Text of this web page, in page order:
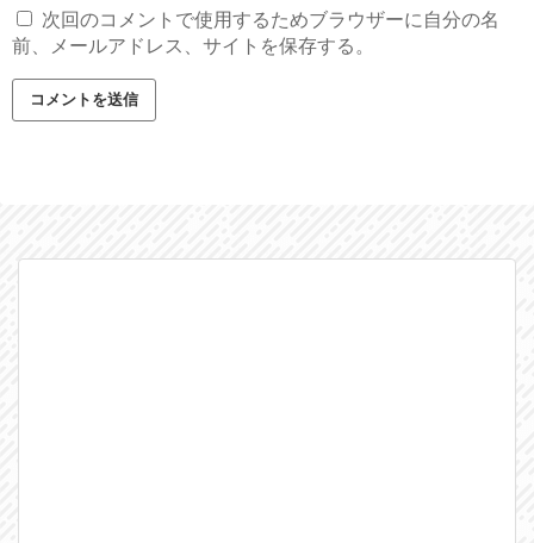
次回のコメントで使用するためブラウザーに自分の名
前、メールアドレス、サイトを保存する。